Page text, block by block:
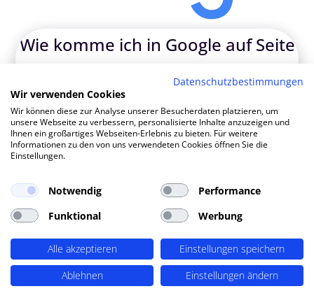
W |
TOP SEO DURCH DYNAMISCHE INHALTE
SEO-Agentur Hürth ? PERIMETRIK®!
PERIMETRIK® hat eine besonders erfolgreiche SEO
abdeckt: Recherche und Konzeption, technische
Optimierung, redaktionellen Support und regelmäßiges
SEO Monitoring. Unsere SEO-Leistungen umfassen u.A.:
SEO-Analysen und Keyword Recherche (OnPage SEO
Analysen, Keyword Recherchen, Mitbewerber-Analyse,
detaillierte Keyword Analysen), Entwicklung von
Datenschutzbestimmungen
Wir verwenden Cookies
Wir können diese zur Analyse unserer Besucherdaten platzieren, um
unsere Webseite zu verbessern, personalisierte Inhalte anzuzeigen und
Ihnen ein großartiges Webseiten-Erlebnis zu bieten. Für weitere
Informationen zu den von uns verwendeten Cookies öffnen Sie die
Einstellungen.
Notwendig
Performance
Funktional
Werbung
Alle akzeptieren
Einstellungen speichern
Ablehnen
Einstellungen ändern